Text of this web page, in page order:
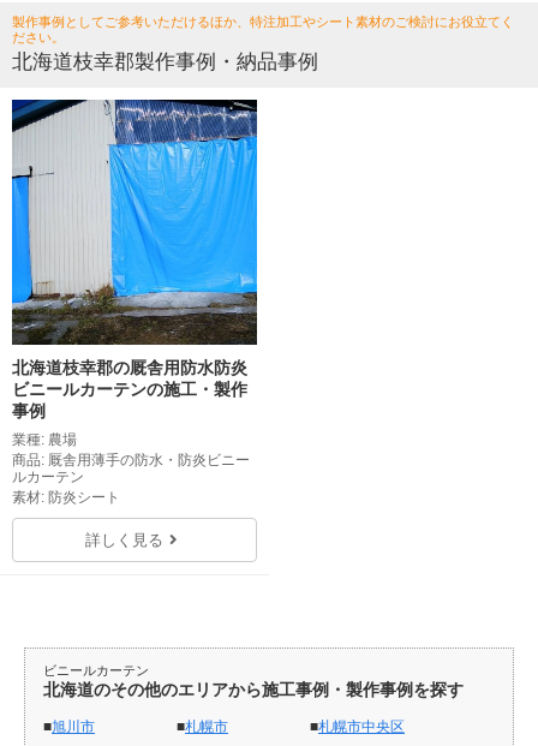
製作事例としてご参考いただけるほか、特注加工やシート素材のご検討にお役立てく
ださい。
北海道枝幸郡製作事例・納品事例
北海道枝幸郡の厩舎用防水防炎
ビニールカーテンの施工・製作
事例
業種: 農場
商品: 厩舎用薄手の防水・防炎ビニー
ルカーテン
素材: 防炎シート
詳しく見る
ビニールカーテン
北海道のその他のエリアから施工事例・製作事例を探す
旭川市 札幌市
札幌市中央区